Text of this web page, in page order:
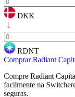
DKK
RDNT
Comprar Radiant
Compre Radiant
facilmente na
seguras.